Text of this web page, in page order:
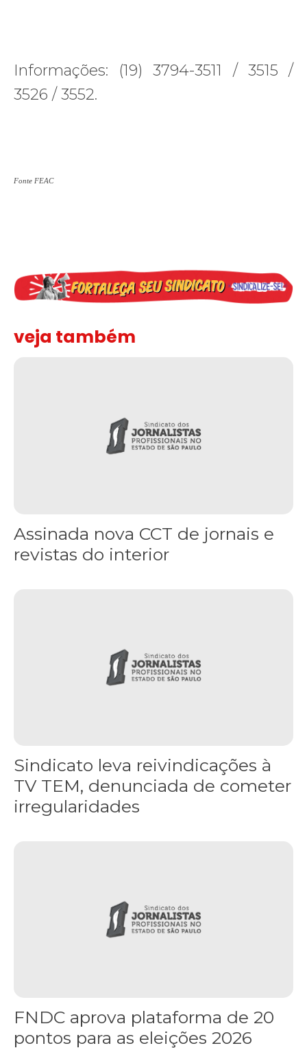
Informações: (19) 3794-3511 / 3515 /
3526 / 3552.
Fonte FEAC
veja também
Assinada nova CCT de jornais e
revistas do interior
Sindicato leva reivindicações à
TV TEM, denunciada de cometer
irregularidades
FNDC aprova plataforma de 20
pontos para as eleições 2026